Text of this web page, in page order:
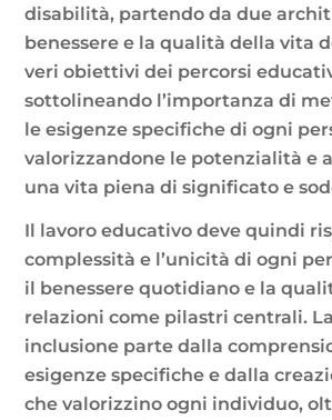
disabilità, partendo da due
benessere e la qualità della vita
veri obiettivi dei percorsi
sottolineando l’importanza di
le esigenze specifiche di ogni
valorizzandone le potenzialità e
una vita piena di significato e
Il lavoro educativo deve quindi
complessità e l’unicità di ogni
il benessere quotidiano e la
relazioni come pilastri centrali.
inclusione parte dalla
esigenze specifiche e dalla
che valorizzino ogni individuo,